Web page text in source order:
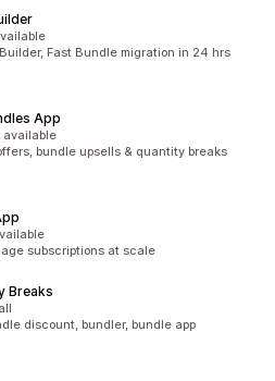
Fast Bundle migration in 24 hrs
App
available
bundle upsells & quantity breaks
subscriptions at scale
Breaks
discount, bundler, bundle app